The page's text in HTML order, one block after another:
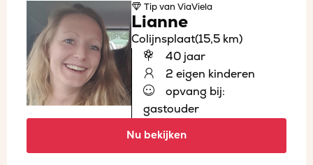
Tipvan ViaViela
Lianne
Colijnsplaat(15,5 km)
40 jaar
2 eigen kinderen
opvang bij:
gastouder
Nu bekijken